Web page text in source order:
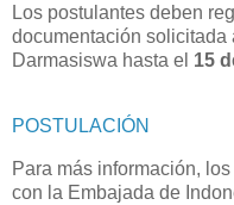
Los postulantes deben
documentación solicitada
Darmasiswa hasta el 15
POSTULACIÓN
Para más información,
con la Embajada de